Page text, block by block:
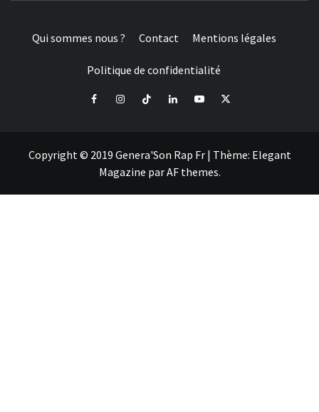
Qui sommes nous ? Contact Mentions légales
Politique de confidentialité
FacebookInstagramTiktok LinkedInYoutube
X
Copyright © 2019 Genera'Son Rap Fr | Thème: Elegant
Magazine parAF themes.